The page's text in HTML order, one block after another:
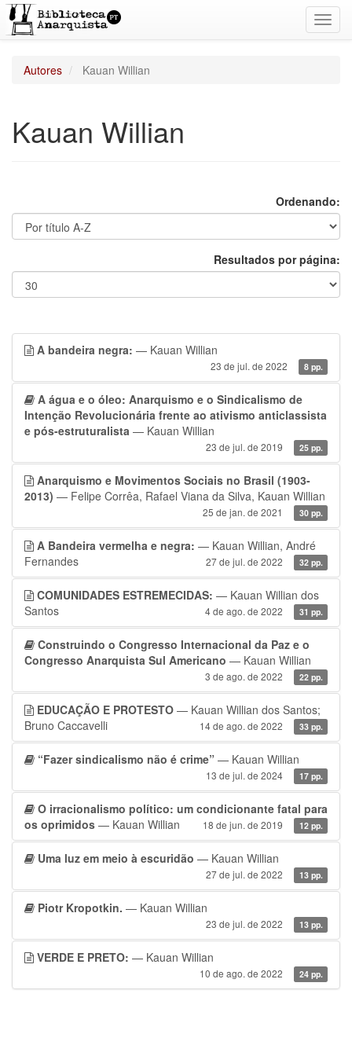
Autores Kauan Willian
Kauan Willian
Ordenando:
Resultados por página:
A bandeira negra: — Kauan Willian
23 de jul. de 2022 8 pp.
A água e o óleo: Anarquismo e o Sindicalismo de
Intenção Revolucionária frente ao ativismo anticlassista
e pós-estruturalista — Kauan Willian
23 de jul. de 2019 25 pp.
Anarquismo e Movimentos Sociais no Brasil (1903-
2013) — Felipe Corrêa, Rafael Viana da Silva, Kauan Willian
25 de jan. de 2021 30 pp.
A Bandeira vermelha e negra: — Kauan Willian, André
Fernandes
27 de jul. de 2022 32 pp.
COMUNIDADES ESTREMECIDAS: — Kauan Willian dos
Santos
4 de ago. de 2022 31 pp.
Construindo o Congresso Internacional da Paz e o
Congresso Anarquista Sul Americano — Kauan Willian
3 de ago. de 2022 22 pp.
EDUCAÇÃO E PROTESTO — Kauan Willian dos Santos;
Bruno Caccavelli
14 de ago. de 2022 33 pp.
“Fazer sindicalismo não é crime” — Kauan Willian
13 de jul. de 2024 17 pp.
O irracionalismo político: um condicionante fatal para
os oprimidos — Kauan Willian 18 de jun. de 2019 12 pp.
Uma luz em meio à escuridão — Kauan Willian
27 de jul. de 2022 13 pp.
Piotr Kropotkin. — Kauan Willian
23 de jul. de 2022 13 pp.
VERDE E PRETO: — Kauan Willian
10 de ago. de 2022 24 pp.